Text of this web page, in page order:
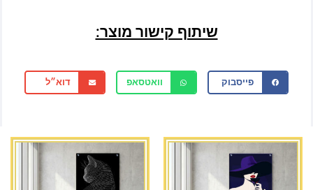
שיתוף קישור מוצר:
פייסבוק וואטסאפ דוא״ל